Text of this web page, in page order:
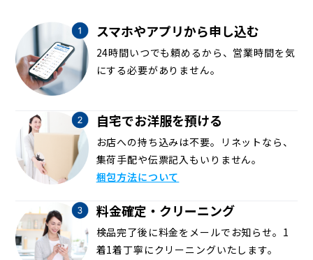
スマホやアプリから申し込む
24時間いつでも頼めるから、営業時間を気
にする必要がありません。
自宅でお洋服を預ける
お店への持ち込みは不要。リネットなら、
集荷手配や伝票記入もいりません。
梱包方法について
料金確定・クリーニング
検品完了後に料金をメールでお知らせ。1
着1着丁寧にクリーニングいたします。